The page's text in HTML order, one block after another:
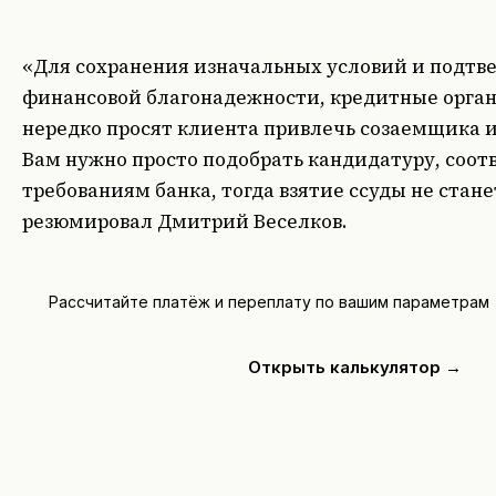
«Для сохранения изначальных условий и
финансовой благонадежности, кредитные
нередко просят клиента привлечь созаемщика
Вам нужно просто подобрать кандидатуру,
требованиям банка, тогда взятие ссуды не
резюмировал Дмитрий Веселков.
Рассчитайте платёж и переплату по вашим параметрам
Открыть калькулятор →